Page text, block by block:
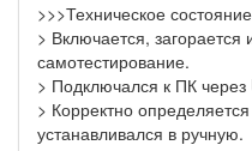
>>>Техническое
> Включается,
самотестирование.
> Подключался к ПК
> Корректно
устанавливался в ручную.